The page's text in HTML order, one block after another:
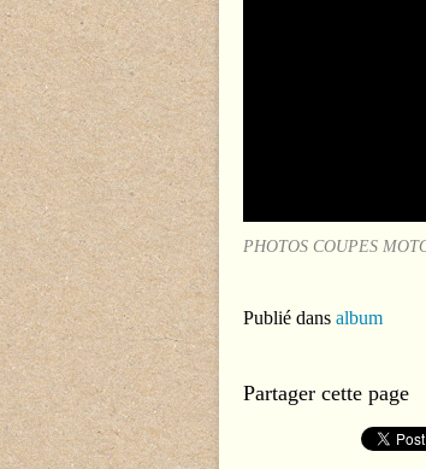
PHOTOS COUPES
Publié dans album
Partager cette page